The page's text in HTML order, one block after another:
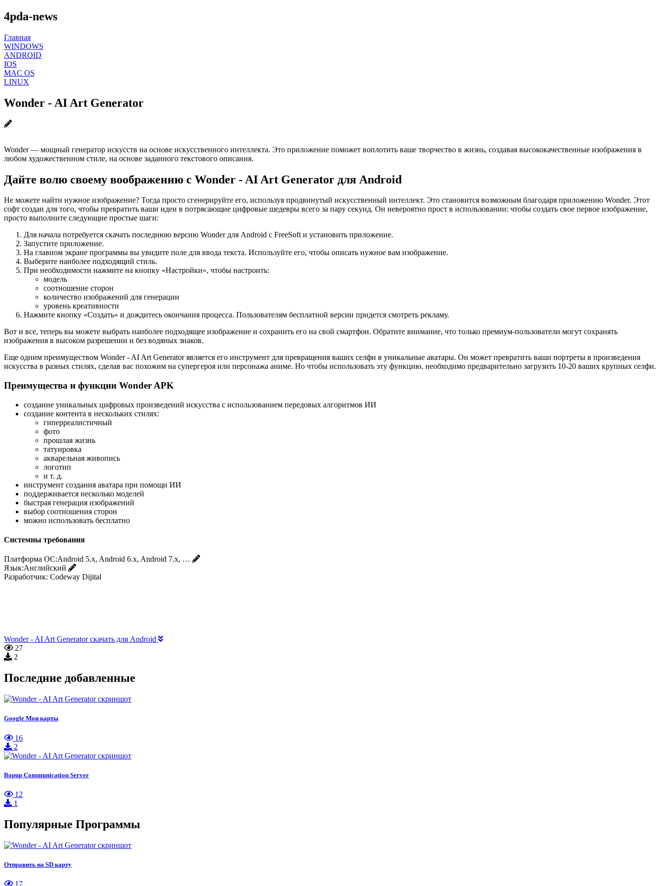
4pda-news
Главная
WINDOWS
ANDROID
IOS
MAC OS
LINUX
Wonder - AI Art Generator
Wonder — мощный генератор искусств на основе искусственного интеллекта. Это приложение поможет воплотить ваше творчество в жизнь, создавая высококачественные изображения в
любом художественном стиле, на основе заданного текстового описания.
Дайте волю своему воображению с Wonder - AI Art Generator для Android
Не можете найти нужное изображение? Тогда просто сгенерируйте его, используя продвинутый искусственный интеллект. Это становится возможным благодаря приложению Wonder. Этот
софт создан для того, чтобы превратить ваши идеи в потрясающие цифровые шедевры всего за пару секунд. Он невероятно прост в использовании: чтобы создать свое первое изображение,
просто выполните следующие простые шаги:
Для начала потребуется скачать последнюю версию Wonder для Android с FreeSoft и установить приложение.
Запустите приложение.
На главном экране программы вы увидите поле для ввода текста. Используйте его, чтобы описать нужное вам изображение.
Выберите наиболее подходящий стиль.
При необходимости нажмите на кнопку «Настройки», чтобы настроить:
модель
соотношение сторон
количество изображений для генерации
уровень креативности
Нажмите кнопку «Создать» и дождитесь окончания процесса. Пользователям бесплатной версии придется смотреть рекламу.
Вот и все, теперь вы можете выбрать наиболее подходящее изображение и сохранить его на свой смартфон. Обратите внимание, что только премиум-пользователи могут сохранять
изображения в высоком разрешении и без водяных знаков.
Еще одним преимуществом Wonder - AI Art Generator является его инструмент для превращения ваших селфи в уникальные аватары. Он может превратить ваши портреты в произведения
искусства в разных стилях, сделав вас похожим на супергероя или персонажа аниме. Но чтобы использовать эту функцию, необходимо предварительно загрузить 10-20 ваших крупных селфи.
Преимущества и функции Wonder APK
создание уникальных цифровых произведений искусства с использованием передовых алгоритмов ИИ
создание контента в нескольких стилях:
гиперреалистичный
фото
прошлая жизнь
татуировка
акварельная живопись
логотип
и т. д.
инструмент создания аватара при помощи ИИ
поддерживается несколько моделей
быстрая генерация изображений
выбор соотношения сторон
можно использовать бесплатно
Системны требования
Платформа ОС:Android 5.x, Android 6.x, Android 7.x, …
Язык:Английский
Разработчик: Codeway Dijital
Wonder - AI Art Generator скачать для Android
27
2
Последние добавленные
Google Мои карты
16
2
Bopup Communication Server
12
1
Популярные Программы
Отправить на SD карту
17